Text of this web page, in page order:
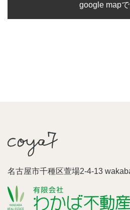
google map
名古屋市千種区萱場2-4-13